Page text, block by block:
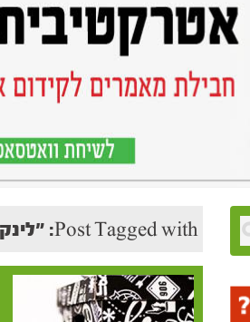
Post Tagged with: "לינק פאואר"